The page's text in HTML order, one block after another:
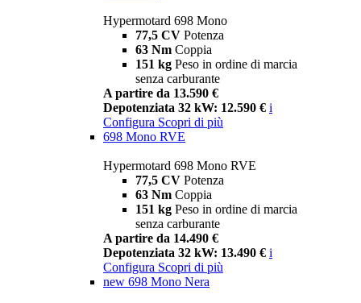
Hypermotard 698 Mono
77,5 CV Potenza
63 Nm Coppia
151 kg Peso in ordine di marcia
senza carburante
A partire da 13.590 €
Depotenziata 32 kW: 12.590 € i
Configura Scopri di più
698 Mono RVE
Hypermotard 698 Mono RVE
77,5 CV Potenza
63 Nm Coppia
151 kg Peso in ordine di marcia
senza carburante
A partire da 14.490 €
Depotenziata 32 kW: 13.490 € i
Configura Scopri di più
new 698 Mono Nera